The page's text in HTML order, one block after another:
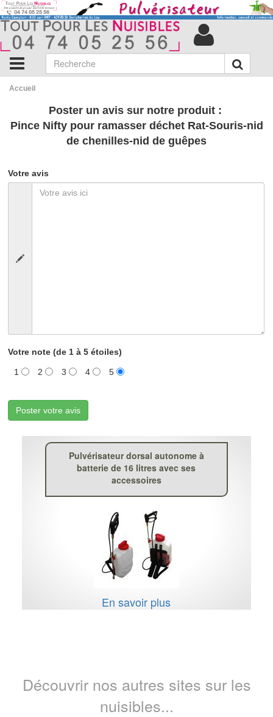
Accueil
Poster un avis sur notre produit :
Pince Nifty pour ramasser déchet Rat-Souris-nid
de chenilles-nid de guêpes
Votre avis
Votre note (de 1 à 5 étoiles)
1 2 3 4 5
Poster votre avis
Pulvérisateur dorsal autonome à
batterie de 16 litres avec ses
accessoires
En savoir plus
Découvrir nos autres sites sur les
nuisibles...